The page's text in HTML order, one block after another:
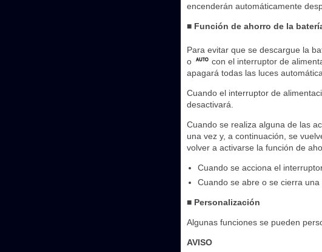
encenderán automáticamente
■ Función de ahorro de la
Para evitar que se descargue la
o
con el interruptor de
apagará todas las luces
Cuando el interruptor de
desactivará.
Cuando se realiza alguna de las
una vez y, a continuación, se
volver a activarse la función de
Cuando se acciona el
Cuando se abre o se cierra una
■ Personalización
Algunas funciones se pueden
AVISO